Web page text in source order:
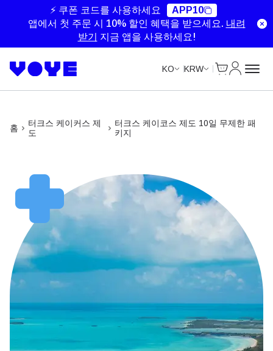
⚡ 쿠폰 코드를 사용하세요
APP10
앱에서 첫 주문 시 10% 할인 혜택을 받으세요. 내려
받기
지금 앱을 사용하세요!
KO KRW
홈
터크스 케이커스 제
도
터크스 케이코스 제도 10일 무제한 패
키지
Unlimited Data
Unlimited Data
Unlimited Data